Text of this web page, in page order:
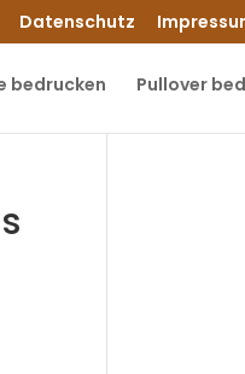
Datenschutz
bedrucken Pullover